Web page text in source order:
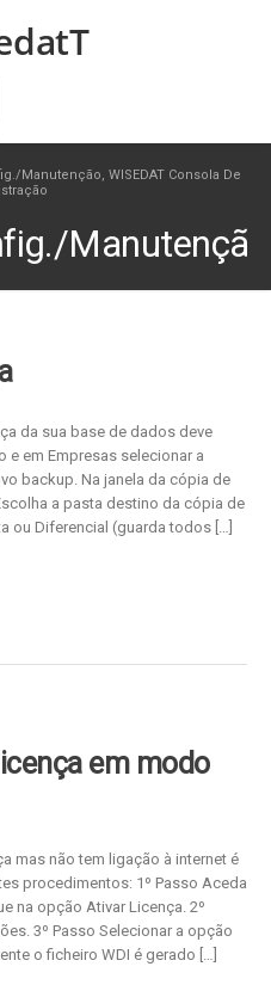
Manutenção, WISEDAT Consola De
Manutenção
da sua base de dados deve
e em Empresas selecionar a
backup. Na janela da cópia de
a pasta destino da cópia de
ou Diferencial (guarda todos […]
em modo
mas não tem ligação à internet é
procedimentos: 1º Passo Aceda
na opção Ativar Licença. 2º
3º Passo Selecionar a opção
o ficheiro WDI é gerado […]